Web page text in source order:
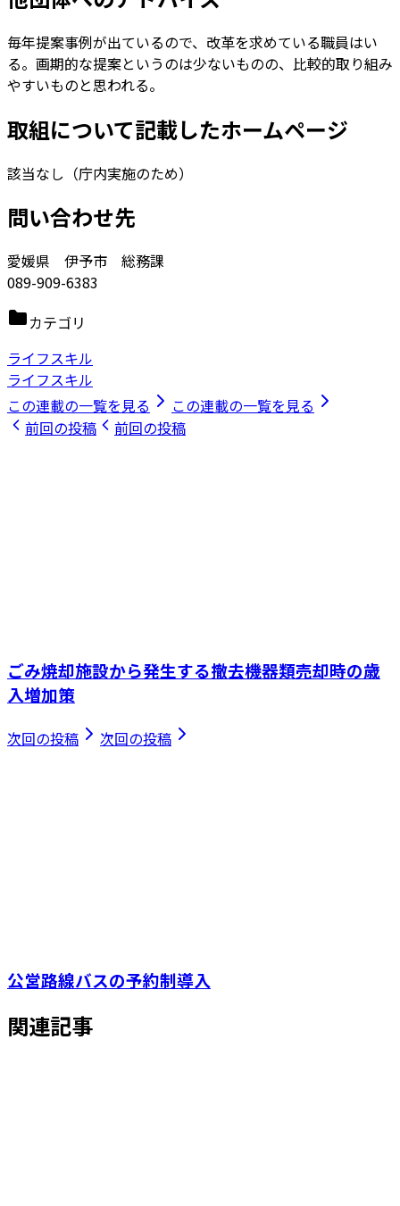
毎年提案事例が出ているので、改革を求めている職員はい
る。画期的な提案というのは少ないものの、比較的取り組み
やすいものと思われる。
取組について記載したホームページ
該当なし（庁内実施のため）
問い合わせ先
愛媛県 伊予市 総務課
089-909-6383
カテゴリ
ライフスキル
ライフスキル
この連載の一覧を見る
この連載の一覧を見る
前回の投稿
前回の投稿
ごみ焼却施設から発生する撤去機器類売却時の歳
入増加策
次回の投稿 次回の投稿
公営路線バスの予約制導入
関連記事